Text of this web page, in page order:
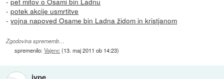
-potek akcije usmrtitve
-vojna napoved Osame bin Ladna židom in kristjanom
Zgodovina sprememb…
spremenilo:Vajenc (13. maj 2011 ob 14:23)